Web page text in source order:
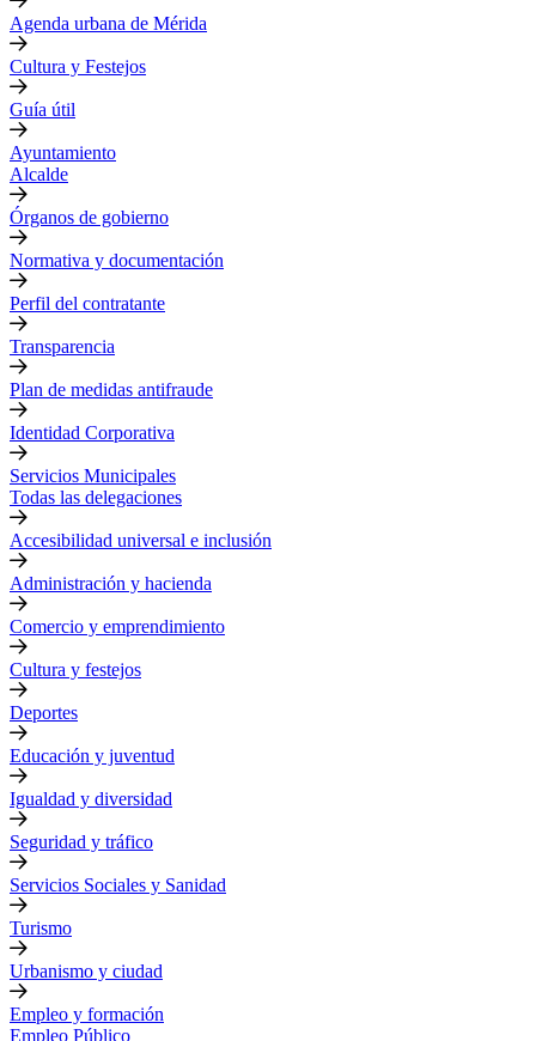
Agenda urbana de Mérida
Cultura y Festejos
Guía útil
Ayuntamiento
Alcalde
Órganos de gobierno
Normativa y documentación
Perfil del contratante
Transparencia
Plan de medidas antifraude
Identidad Corporativa
Servicios Municipales
Todas las delegaciones
Accesibilidad universal e inclusión
Administración y hacienda
Comercio y emprendimiento
Cultura y festejos
Deportes
Educación y juventud
Igualdad y diversidad
Seguridad y tráfico
Servicios Sociales y Sanidad
Turismo
Urbanismo y ciudad
Empleo y formación
Empleo Público